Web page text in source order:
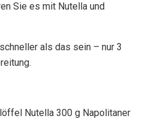
Sie es mit Nutella und
als das sein – nur 3
Nutella 300 g Napolitaner